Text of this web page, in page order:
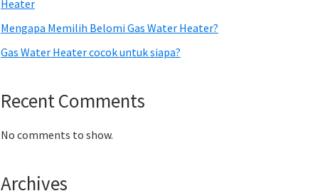
Heater
Mengapa Memilih Belomi Gas Water Heater?
Gas Water Heater cocok untuk siapa?
Recent Comments
No comments to show.
Archives